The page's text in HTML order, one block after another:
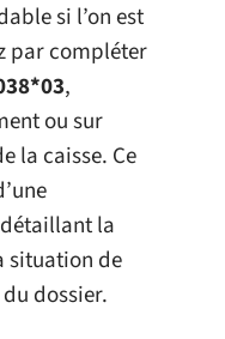
si l’on est
par compléter
,
ou sur
la caisse. Ce
détaillant la
situation de
dossier.